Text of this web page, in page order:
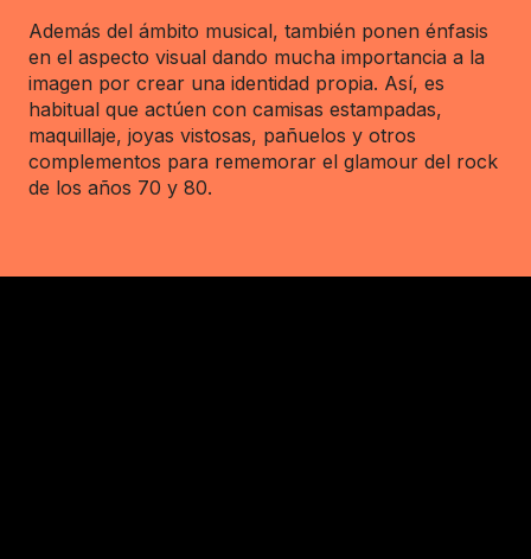
Además del ámbito musical, también ponen énfasis
en el aspecto visual dando mucha importancia a la
imagen por crear una identidad propia. Así, es
habitual que actúen con camisas estampadas,
maquillaje, joyas vistosas, pañuelos y otros
complementos para rememorar el glamour del rock
de los años 70 y 80.